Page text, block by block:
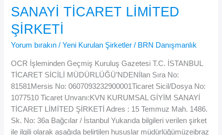
SANAYİ TİCARET LİMİTED
ŞİRKETİ
Yorum bırakın /Yeni Kurulan Şirketler / BRN Danışmanlık
OCR İşleminden Geçmiş Kuruluş Gazetesi T.C. İSTANBUL
TİCARET SİCİLİ MÜDÜRLÜĞÜ’NDENİlan Sıra No:
81581Mersis No: 0607093232900001Ticaret Sicil/Dosya No:
1077510 Ticaret Unvanı:KVN KURUMSAL GİYİM SANAYİ
TİCARET LİMİTED ŞİRKETİ Adres : 15 Temmuz Mah. 1486.
Sk. No: 36a Bağcılar / İstanbul Yukarıda bilgileri verilen şirket
ile ilgili olarak aşağıda belirtilen hususlar müdürlüğümüzeibraz